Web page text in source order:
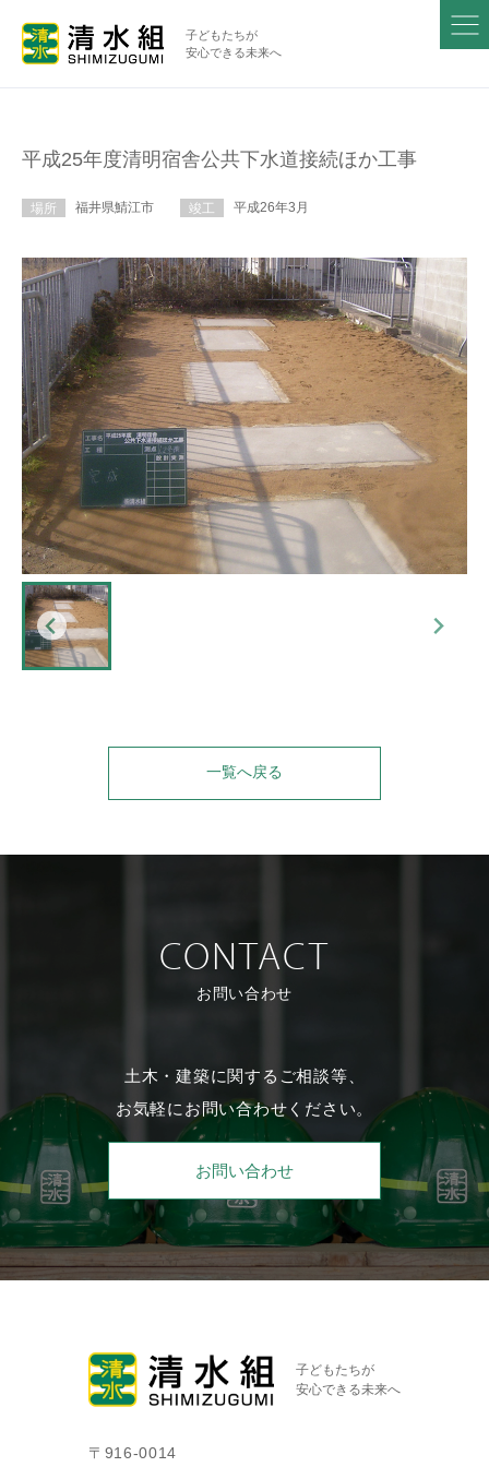
子どもたちが
安心できる未来へ
平成25年度清明宿舎公共下水道接続ほか工事
場所 福井県鯖江市 竣工 平成26年3月
一覧へ戻る
CONTACT
お問い合わせ
土木・建築に関するご相談等、
お気軽にお問い合わせください。
お問い合わせ
子どもたちが
安心できる未来へ
〒916-0014